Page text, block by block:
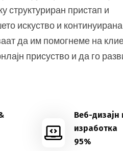
структуриран пристап и
искуство и континуирана
да им помогнеме на
присуство и да го
Веб-дизајн
изработка
95%